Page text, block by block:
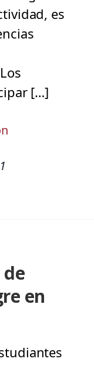
es
[…]
en